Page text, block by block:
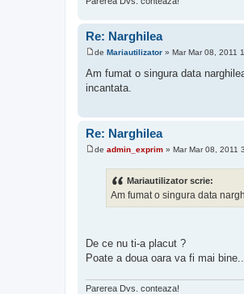
Re: Narghilea
s
a
de Mariautilizator » Mar Mar 08, 2011
Am fumat o singura data
incantata.
Re: Narghilea
de admin_exprim » Mar Mar 08, 2011
Mariautilizator scrie:
Am fumat o singura data
De ce nu ti-a placut ?
Poate a doua oara va fi mai
Parerea Dvs. conteaza!